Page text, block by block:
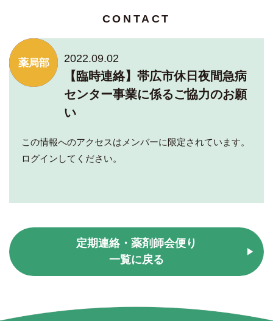
CONTACT
学術部
総務部
薬局部 2022.09.02
【臨時連絡】帯広市休日夜間急病
センター事業に係るご協力のお願
い
この情報へのアクセスはメンバーに限定されています。
ログインしてください。
定期連絡・薬剤師会便り
一覧に戻る